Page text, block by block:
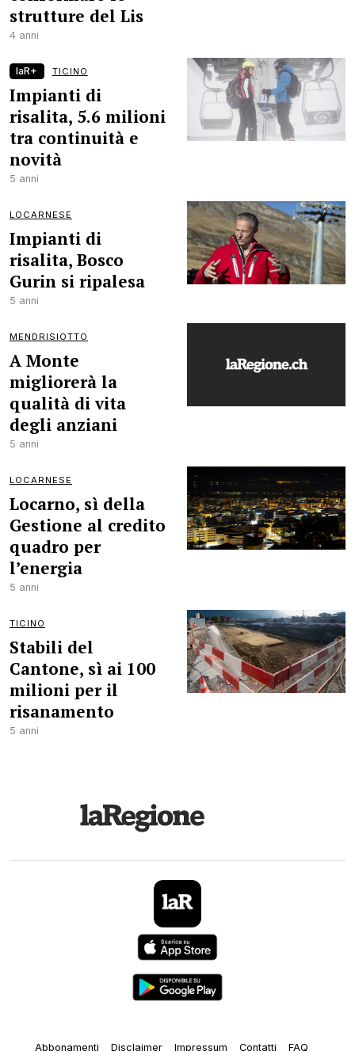
strutture del Lis
4 anni
laR+ TICINO
Impianti di
risalita, 5.6 milioni
tra continuità e
novità
5 anni
LOCARNESE
Impianti di
risalita, Bosco
Gurin si ripalesa
5 anni
MENDRISIOTTO
A Monte
migliorerà la
qualità di vita
degli anziani
5 anni
LOCARNESE
Locarno, sì della
Gestione al credito
quadro per
l’energia
5 anni
TICINO
Stabili del
Cantone, sì ai 100
milioni per il
risanamento
5 anni
Abbonamenti Disclaimer Impressum Contatti FAQ